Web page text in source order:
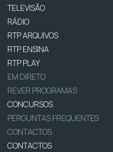
TELEVISÃO
RÁDIO
RTP ARQUIVOS
RTP ENSINA
RTP PLAY
EM DIRETO
REVER PROGRAMAS
CONCURSOS
PERGUNTAS FREQUENTES
CONTACTOS
CONTACTOS